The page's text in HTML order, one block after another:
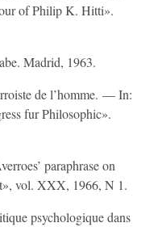
of Philip K. Hitti».
Madrid, 1963.
de l’homme. — In:
fur Philosophic».
paraphrase on
vol. XXX, 1966, N 1.
psychologique dans